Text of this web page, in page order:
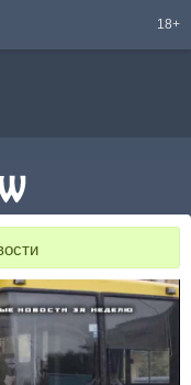
18+